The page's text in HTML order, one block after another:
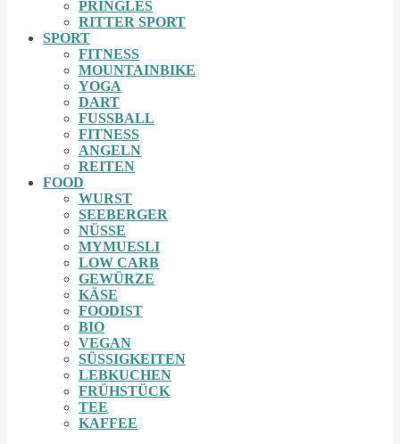
PRINGLES
RITTER SPORT
SPORT
FITNESS
MOUNTAINBIKE
YOGA
DART
FUSSBALL
FITNESS
ANGELN
REITEN
FOOD
WURST
SEEBERGER
NÜSSE
MYMUESLI
LOW CARB
GEWÜRZE
KÄSE
FOODIST
BIO
VEGAN
SÜSSIGKEITEN
LEBKUCHEN
FRÜHSTÜCK
TEE
KAFFEE